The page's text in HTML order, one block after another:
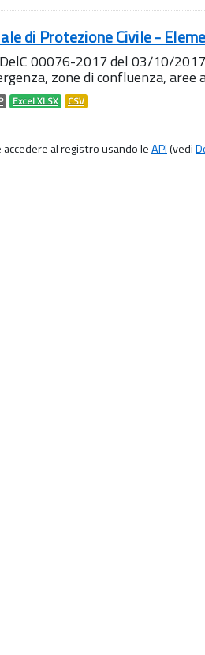
di Protezione Civile -
00076-2017 del 03/10/
zone di confluenza, aree
Excel XLSX CSV
al registro usando leAPI(vedi